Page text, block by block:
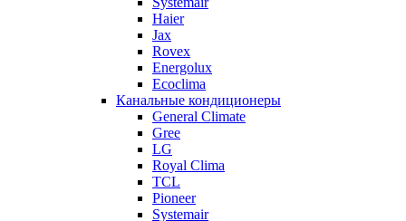
Haier
Jax
Rovex
Energolux
Ecoclima
Канальные кондиционеры
General Climate
Gree
LG
Royal Clima
TCL
Pioneer
Systemair